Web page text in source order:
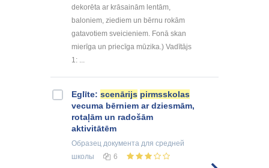
dekorēta ar krāsainām lentām,
baloniem, ziediem un bērnu rokām
gatavotiem sveicieniem. Fonā skan
mierīga un priecīga mūzika.) Vadītājs
1: ...
Eglīte: scenārijs pirmsskolas
vecuma bērniem ar dziesmām,
rotaļām un radošām
aktivitātēm
Образец документа для средней
школы
6